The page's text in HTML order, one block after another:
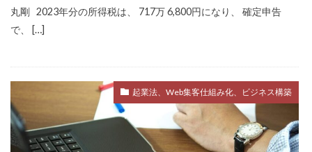
丸剛 2023年分の所得税は、 717万 6,800円になり、 確定申告
で、 […]
起業法、Web集客仕組み化、ビジネス構築
目標達成
効果
自分
自己変革
種類 コミット
挑戦
検索